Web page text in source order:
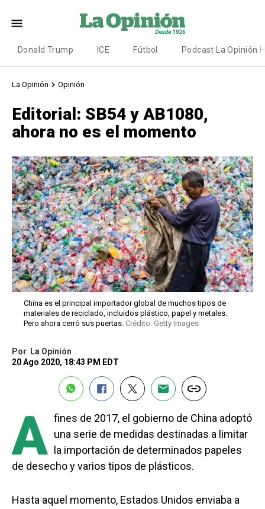
Donald Trump ICE Fútbol Podcast La Opinión
La Opinión Opinión
Editorial: SB54 y AB1080,
ahora no es el momento
China es el principal importador global de muchos tipos de
materiales de reciclado, incluidos plástico, papel y metales.
Pero ahora cerró sus puertas. Crédito: Getty Images
Por
La Opinión
20 Ago 2020, 18:43 PM EDT
A fines de 2017, el gobierno de China adoptó
una serie de medidas destinadas a limitar
la importación de determinados papeles
de desecho y varios tipos de plásticos.
Hasta aquel momento, Estados Unidos enviaba a